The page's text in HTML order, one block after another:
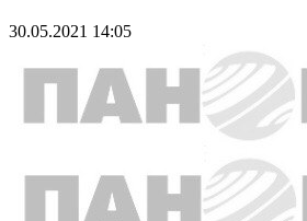
30.05.2021 14:05